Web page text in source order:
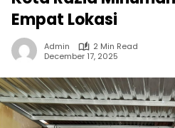
Empat Lokasi
Admin
2 Min Read
December 17, 2025